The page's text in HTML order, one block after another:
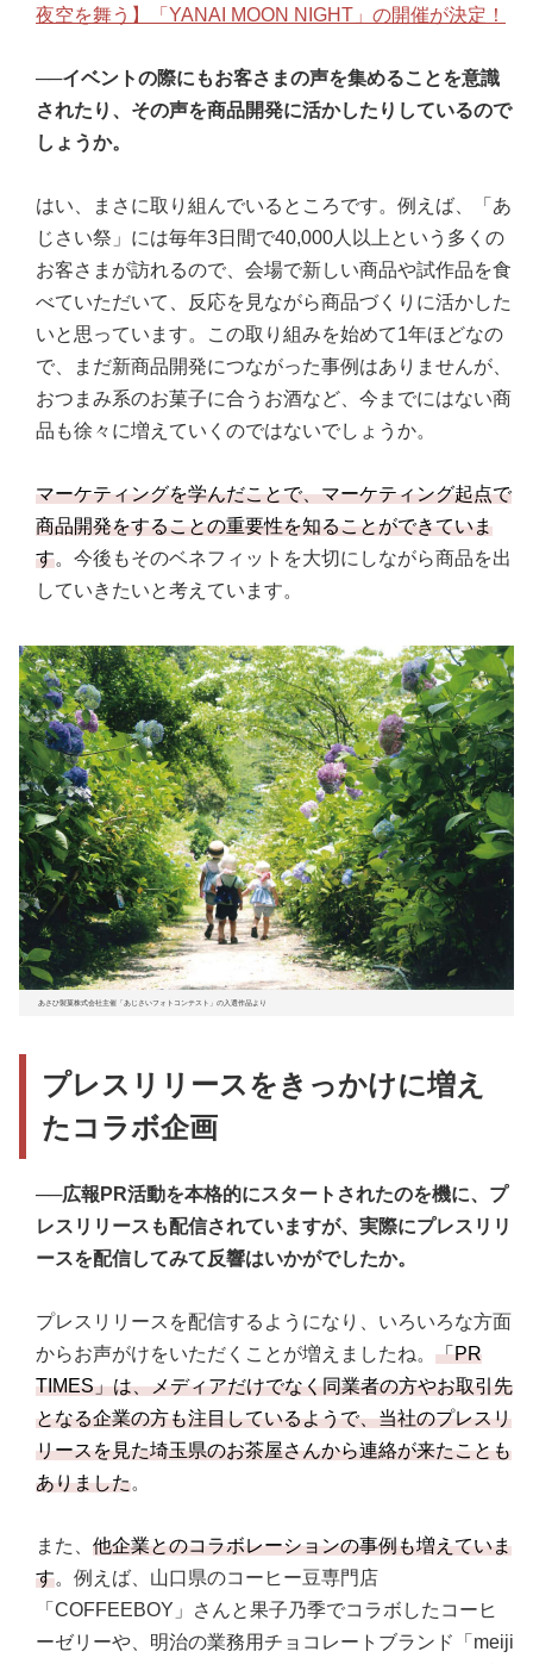
夜空を舞う】「YANAI MOON NIGHT」の開催が決定！
──イベントの際にもお客さまの声を集めることを意識
されたり、その声を商品開発に活かしたりしているので
しょうか。
はい、まさに取り組んでいるところです。例えば、「あ
じさい祭」には毎年3日間で40,000人以上という多くの
お客さまが訪れるので、会場で新しい商品や試作品を食
べていただいて、反応を見ながら商品づくりに活かした
いと思っています。この取り組みを始めて1年ほどなの
で、まだ新商品開発につながった事例はありませんが、
おつまみ系のお菓子に合うお酒など、今までにはない商
品も徐々に増えていくのではないでしょうか。
マーケティングを学んだことで、マーケティング起点で
商品開発をすることの重要性を知ることができていま
す。今後もそのベネフィットを大切にしながら商品を出
していきたいと考えています。
あさひ製菓株式会社主催「あじさいフォトコンテスト」の入選作品より
プレスリリースをきっかけに増え
たコラボ企画
──広報PR活動を本格的にスタートされたのを機に、プ
レスリリースも配信されていますが、実際にプレスリリ
ースを配信してみて反響はいかがでしたか。
プレスリリースを配信するようになり、いろいろな方面
からお声がけをいただくことが増えましたね。 「PR
TIMES」は、メディアだけでなく同業者の方やお取引先
となる企業の方も注目しているようで、当社のプレスリ
リースを見た埼玉県のお茶屋さんから連絡が来たことも
ありました。
また、 他企業とのコラボレーションの事例も増えていま
す。例えば、山口県のコーヒー豆専門店
「COFFEEBOY」さんと果子乃季でコラボしたコーヒ
ーゼリーや、明治の業務用チョコレートブランド「meiji